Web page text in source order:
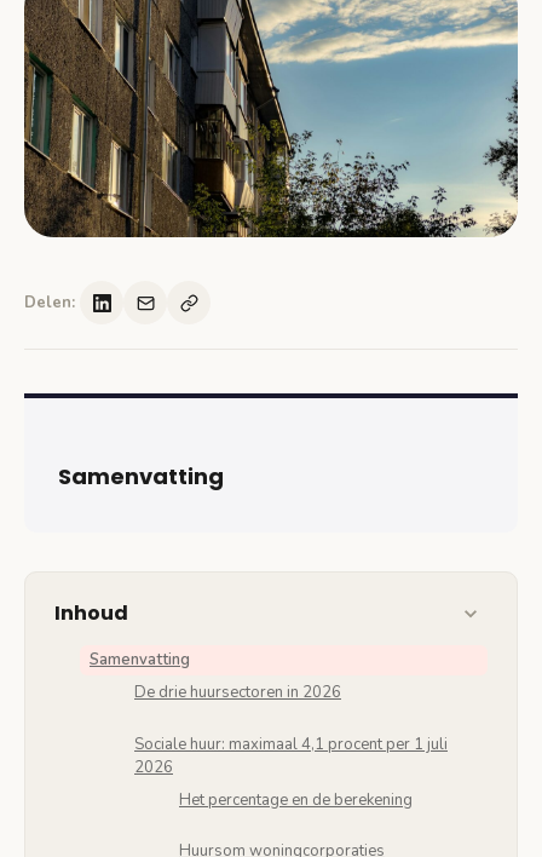
Delen:
Samenvatting
Inhoud
Samenvatting
De drie huursectoren in 2026
Sociale huur: maximaal 4,1 procent per 1 juli
2026
Het percentage en de berekening
Huursom woningcorporaties